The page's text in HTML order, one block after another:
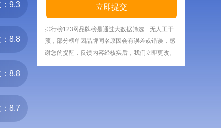
9.3
8.8
8.8
8.7
立即提交
排行榜123网品牌榜是通过大数据筛选，无人工干
预，部分榜单因品牌同名原因会有误差或错误，感
谢您的提醒，反馈内容经核实后，我们立即更改。